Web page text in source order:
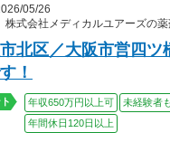
05/26
式会社メディカルユアーズの薬
市北区／大阪市営四
！
年収650万円以上可 未経験者
年間休日120日以上